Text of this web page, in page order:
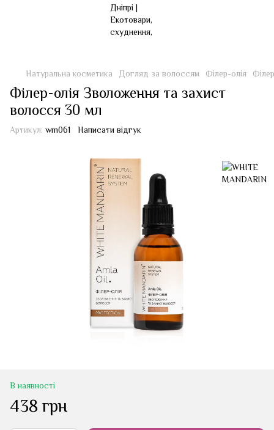
Натуральна косметика Догляд за волоссям Філер-олія
Філер-олія Зволоження та захист
волосся 30 мл
Артикул: wm061 Написати відгук
В наявності
438 грн